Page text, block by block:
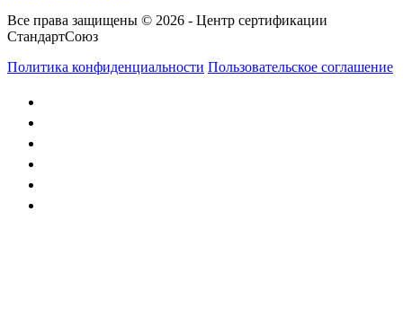
Все права защищены © 2026 - Центр сертификации
СтандартСоюз
Политика конфиденциальности Пользовательское соглашение